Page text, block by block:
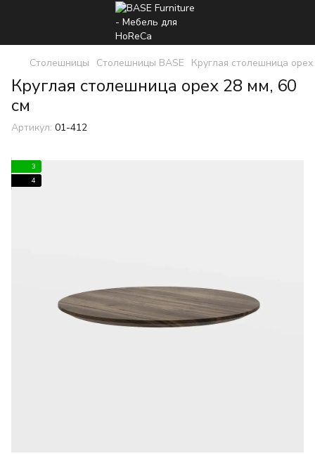
Столешницы Столешницы BASE Круглая столешница
Круглая столешница орех 28 мм, 60
см
Артикул: 01-412
3
4